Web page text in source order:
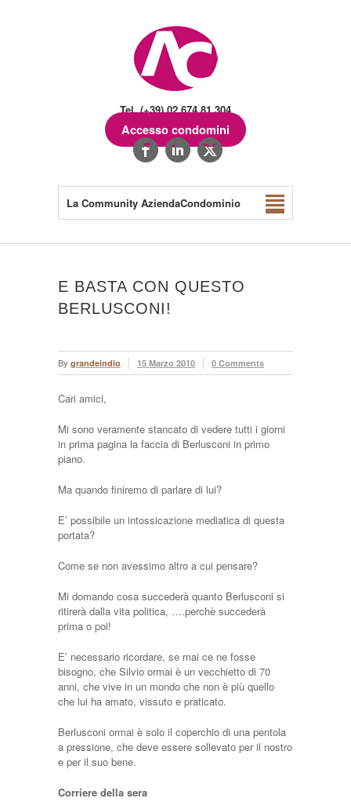
Tel. (+39) 02.674.81.304
Accesso condomini
La Community AziendaCondominio
E BASTA CON QUESTO
BERLUSCONI!
By grandeindio 15 Marzo 2010 0 Comments
Cari amici,
Mi sono veramente stancato di vedere tutti i giorni
in prima pagina la faccia di Berlusconi in primo
piano.
Ma quando finiremo di parlare di lui?
E’ possibile un intossicazione mediatica di questa
portata?
Come se non avessimo altro a cui pensare?
Mi domando cosa succederà quanto Berlusconi si
ritirerà dalla vita politica, ….perchè succederà
prima o poi!
E’ necessario ricordare, se mai ce ne fosse
bisogno, che Silvio ormai è un vecchietto di 70
anni, che vive in un mondo che non è più quello
che lui ha amato, vissuto e praticato.
Berlusconi ormai è solo il coperchio di una pentola
a pressione, che deve essere sollevato per il nostro
e per il suo bene.
Corriere della sera